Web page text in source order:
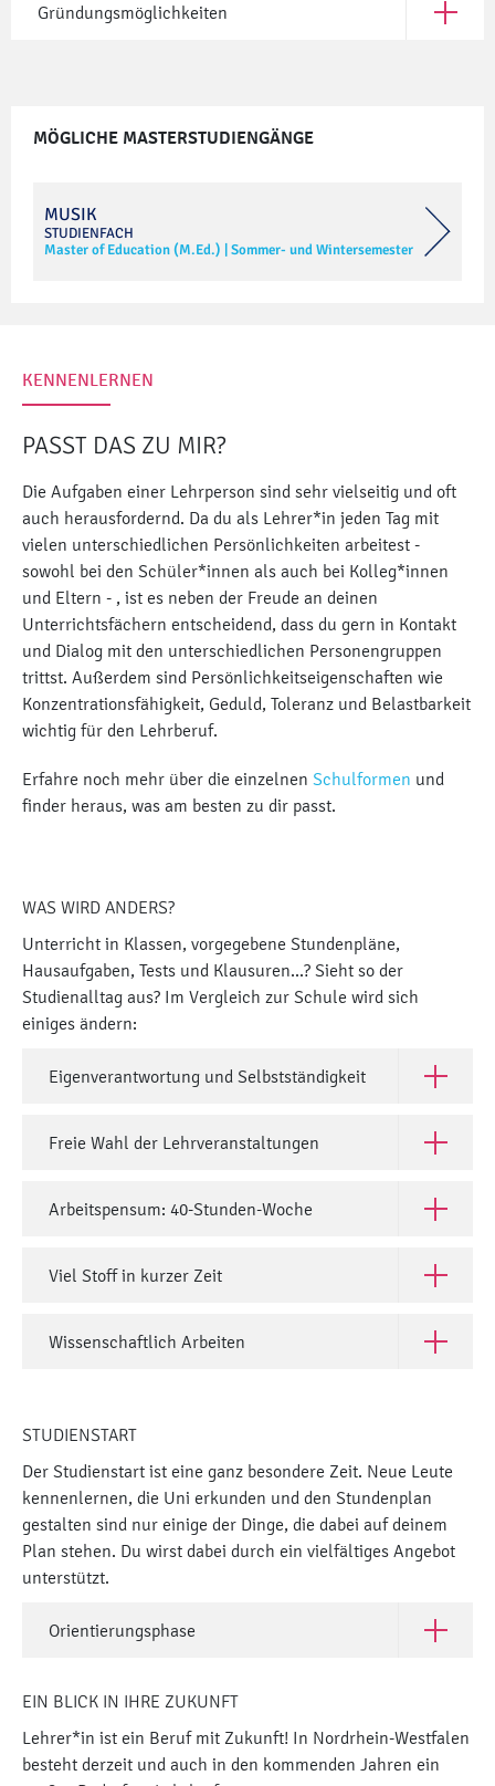
Gründungsmöglichkeiten Öffne
MÖGLICHE MASTERSTUDIENGÄNGE
MUSIK
STUDIENFACH
Master of Education (M.Ed.) |Sommer- und Wintersemester
KENNENLERNEN
PASST DAS ZU MIR?
Die Aufgaben einer Lehrperson sind sehr vielseitig und oft
auch herausfordernd. Da du als Lehrer*in jeden Tag mit
vielen unterschiedlichen Persönlichkeiten arbeitest -
sowohl bei den Schüler*innen als auch bei Kolleg*innen
und Eltern - , ist es neben der Freude an deinen
Unterrichtsfächern entscheidend, dass du gern in Kontakt
und Dialog mit den unterschiedlichen Personengruppen
trittst. Außerdem sind Persönlichkeitseigenschaften wie
Konzentrationsfähigkeit, Geduld, Toleranz und Belastbarkeit
wichtig für den Lehrberuf.
Erfahre noch mehr über die einzelnen Schulformen und
finder heraus, was am besten zu dir passt.
WAS WIRD ANDERS?
Unterricht in Klassen, vorgegebene Stundenpläne,
Hausaufgaben, Tests und Klausuren...? Sieht so der
Studienalltag aus? Im Vergleich zur Schule wird sich
einiges ändern:
Eigenverantwortung und Selbstständigkeit Öffne
Freie Wahl der Lehrveranstaltungen Öffne
Arbeitspensum: 40-Stunden-Woche Öffne
Viel Stoff in kurzer Zeit Öffne
Wissenschaftlich Arbeiten Öffne
STUDIENSTART
Der Studienstart ist eine ganz besondere Zeit. Neue Leute
kennenlernen, die Uni erkunden und den Stundenplan
gestalten sind nur einige der Dinge, die dabei auf deinem
Plan stehen. Du wirst dabei durch ein vielfältiges Angebot
unterstützt.
Orientierungsphase Öffne
EIN BLICK IN IHRE ZUKUNFT
Lehrer*in ist ein Beruf mit Zukunft! In Nordrhein-Westfalen
besteht derzeit und auch in den kommenden Jahren ein